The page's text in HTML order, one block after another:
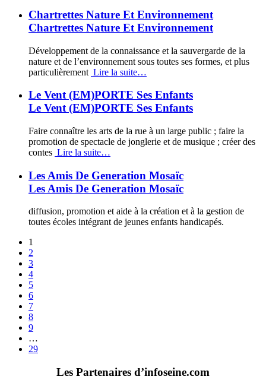
Chartrettes Nature Et Environnement
Chartrettes Nature Et Environnement
Développement de la connaissance et la sauvergarde de la
nature et de l’environnement sous toutes ses formes, et plus
particulièrement Lire la suite…
Le Vent (EM)PORTE Ses Enfants
Le Vent (EM)PORTE Ses Enfants
Faire connaître les arts de la rue à un large public ; faire la
promotion de spectacle de jonglerie et de musique ; créer des
contes Lire la suite…
Les Amis De Generation Mosaïc
Les Amis De Generation Mosaïc
diffusion, promotion et aide à la création et à la gestion de
toutes écoles intégrant de jeunes enfants handicapés.
1
2
3
4
5
6
7
8
9
…
29
Les Partenaires d’infoseine.com